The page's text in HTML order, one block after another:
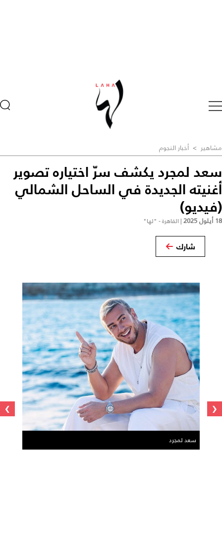
مشاهير > أخبار النجوم
سعد لمجرد يكشف سرّ اختياره تصوير
أغنيته الجديدة في الساحل الشمالي
(فيديو)
18 أيلول 2025 | القاهرة - "لها"
شارك
سعد لمجرد
‹
›